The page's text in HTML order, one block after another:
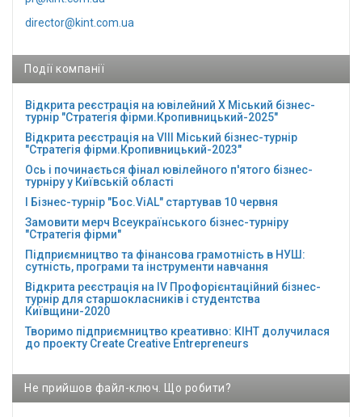
director@kint.com.ua
Події компанії
Відкрита реєстрація на ювілейний Х Міський бізнес-
турнір "Стратегія фірми.Кропивницький-2025"
Відкрита реєстрація на VІІІ Міський бізнес-турнір
"Стратегія фірми.Кропивницький-2023"
Ось і починається фінал ювілейного п'ятого бізнес-
турніру у Київській області
І Бізнес-турнір "Бос.ViAL" стартував 10 червня
Замовити мерч Всеукраїнського бізнес-турніру
"Стратегія фірми"
Підприємництво та фінансова грамотність в НУШ:
сутність, програми та інструменти навчання
Відкрита реєстрація на ІV Профорієнтаційний бізнес-
турнір для старшокласників і студентства
Київщини-2020
Творимо підприємництво креативно: КІНТ долучилася
до проекту Сreate Creative Entrepreneurs
Не прийшов файл-ключ. Що робити?